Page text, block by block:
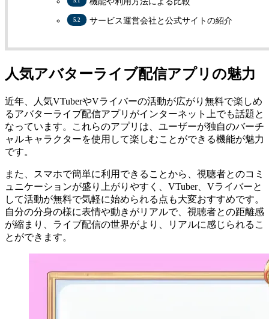
サービス運営会社と公式サイトの紹介
人気アバターライブ配信アプリの魅力
近年、人気VTuberやVライバーの活動が広がり無料で楽しめ
るアバターライブ配信アプリがインターネット上でも話題と
なっています。これらのアプリは、ユーザーが独自のバーチ
ャルキャラクターを使用して楽しむことができる機能が魅力
です。
また、スマホで簡単に利用できることから、視聴者とのコミ
ュニケーションが盛り上がりやすく、VTuber、Vライバーと
して活動が無料で気軽に始められる点も大変おすすめです。
自分の分身の様に表情や動きがリアルで、視聴者との距離感
が縮まり、ライブ配信の世界がより、リアルに感じられるこ
とができます。